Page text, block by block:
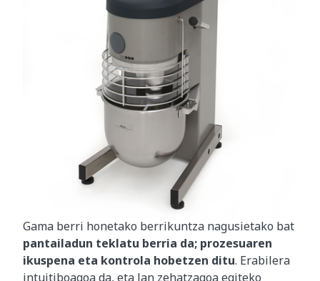
Gama berri honetako berrikuntza nagusietako bat
pantailadun teklatu berria da; prozesuaren
ikuspena eta kontrola hobetzen ditu. Erabilera
intuitiboagoa da, eta lan zehatzagoa egiteko